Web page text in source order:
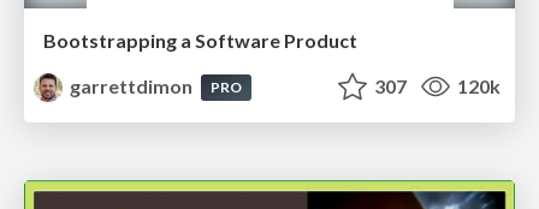
Bootstrapping a Software Product
garrettdimon
PRO 307 120k